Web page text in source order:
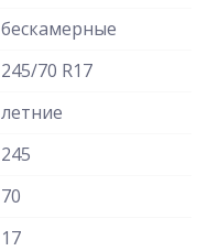
бескамерные
245/70 R17
летние
245
70
17